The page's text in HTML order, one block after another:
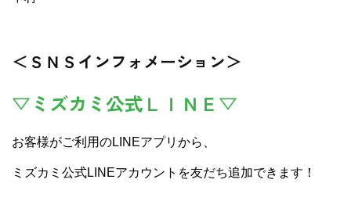
＜ＳＮＳインフォメーション＞
▽ミズカミ公式ＬＩＮＥ▽
お客様がご利用のLINEアプリから、
ミズカミ公式LINEアカウントを友だち追加できます！